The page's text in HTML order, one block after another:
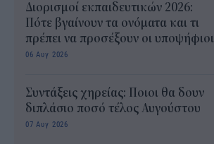
Διορισμοί εκπαιδευτικών 2026:
Πότε βγαίνουν τα ονόματα και τι
πρέπει να προσέξουν οι υποψήφιοι
06 Αυγ 2026
Συντάξεις χηρείας: Ποιοι θα δουν
διπλάσιο ποσό τέλος Αυγούστου
07 Αυγ 2026